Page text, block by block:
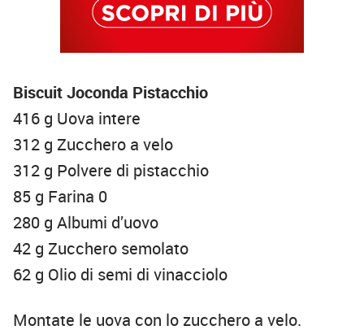
Biscuit Joconda Pistacchio
416 g Uova intere
312 g Zucchero a velo
312 g Polvere di pistacchio
85 g Farina 0
280 g Albumi d’uovo
42 g Zucchero semolato
62 g Olio di semi di vinacciolo
Montate le uova con lo zucchero a velo.